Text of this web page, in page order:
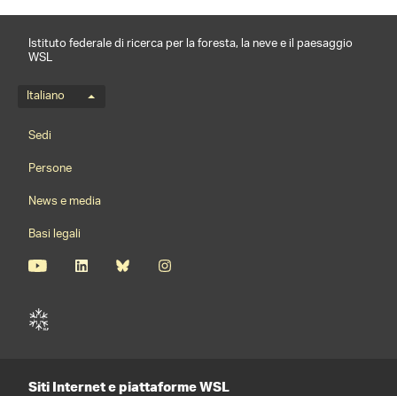
Istituto federale di ricerca per la foresta, la neve e il paesaggio
WSL
Menu della lingua
Italiano
Footernavigation
Sedi
Persone
News e media
Basi legali
Siti Internet e piattaforme WSL